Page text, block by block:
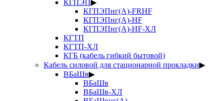
КГПЭП▶
КГПЭПнг(А)-FRHF
КГПЭПнг(А)-HF
КГПЭПнг(А)-HF-ХЛ
КГТП
КГТП-ХЛ
КГБ (кабель гибкий бытовой)
Кабель силовой для стационарной прокладки▶
ВБаШв▶
ВБаШв
ВБаШв-ХЛ